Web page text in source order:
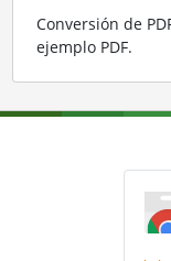
Conversión de
ejemplo PDF.